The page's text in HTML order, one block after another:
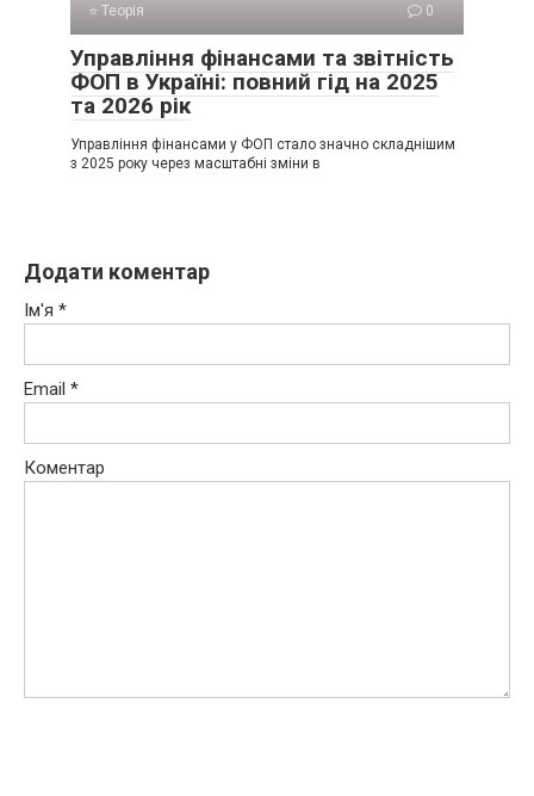
⭐ Теорія 0
Управління фінансами та звітність
ФОП в Україні: повний гід на 2025
та 2026 рік
Управління фінансами у ФОП стало значно складнішим
з 2025 року через масштабні зміни в
Додати коментар
Ім'я *
Email *
Коментар